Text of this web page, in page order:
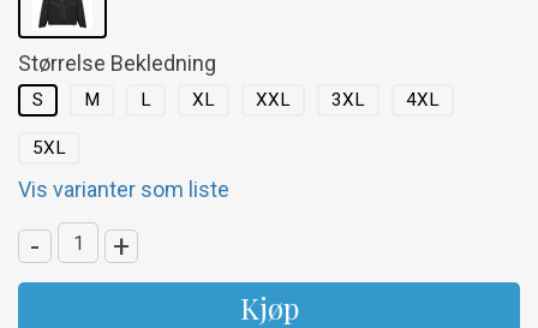
Størrelse Bekledning
S M L XL XXL 3XL 4XL
5XL
Vis varianter som liste
- +
Kjøp